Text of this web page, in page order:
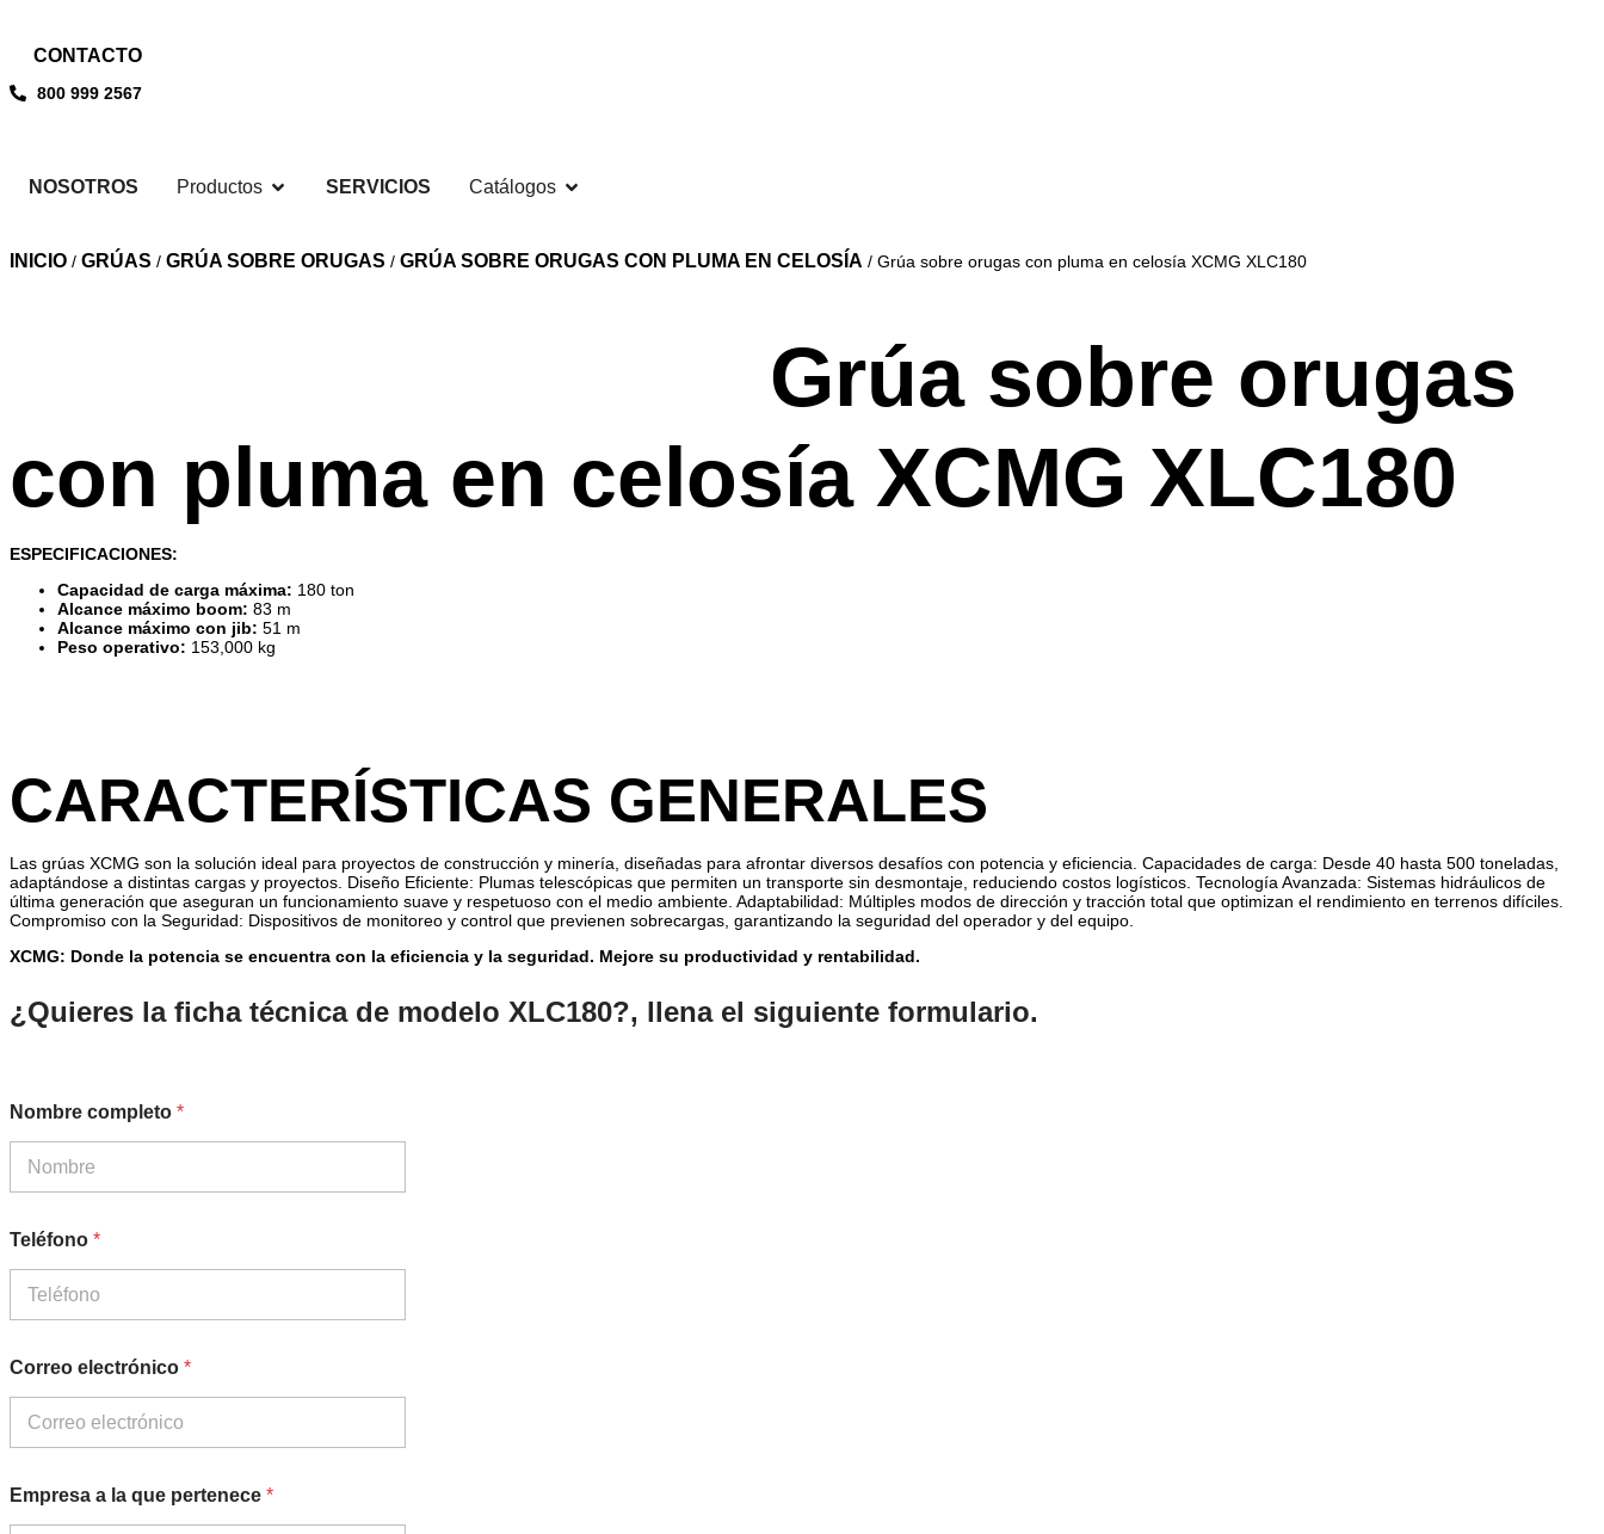
CONTACTO
800 999 2567
NOSOTROS Productos SERVICIOS Catálogos
INICIO / GRÚAS / GRÚA SOBRE ORUGAS / GRÚA SOBRE ORUGAS CON PLUMA EN CELOSÍA / Grúa sobre orugas con pluma en celosía XCMG XLC180
Grúa sobre orugas
con pluma en celosía XCMG XLC180
ESPECIFICACIONES:
Capacidad de carga máxima: 180 ton
Alcance máximo boom: 83 m
Alcance máximo con jib: 51 m
Peso operativo: 153,000 kg
CARACTERÍSTICAS GENERALES
Las grúas XCMG son la solución ideal para proyectos de construcción y minería, diseñadas para afrontar diversos desafíos con potencia y eficiencia. Capacidades de carga: Desde 40 hasta 500 toneladas,
adaptándose a distintas cargas y proyectos. Diseño Eficiente: Plumas telescópicas que permiten un transporte sin desmontaje, reduciendo costos logísticos. Tecnología Avanzada: Sistemas hidráulicos de
última generación que aseguran un funcionamiento suave y respetuoso con el medio ambiente. Adaptabilidad: Múltiples modos de dirección y tracción total que optimizan el rendimiento en terrenos difíciles.
Compromiso con la Seguridad: Dispositivos de monitoreo y control que previenen sobrecargas, garantizando la seguridad del operador y del equipo.
XCMG: Donde la potencia se encuentra con la eficiencia y la seguridad. Mejore su productividad y rentabilidad.
¿Quieres la ficha técnica de modelo XLC180?, llena el siguiente formulario.
Nombre completo *
Teléfono *
Correo electrónico *
e
r
Empresa a la que pertenece *